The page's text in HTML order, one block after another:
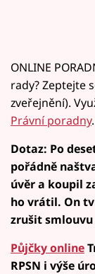
ONLINE
rady? Zeptejte
zveřejnění).
Právní poradny.
Dotaz: Po
pořádně
úvěr a koupil
ho vrátil. On
zrušit smlouvu
Půjčky online
RPSN i výše